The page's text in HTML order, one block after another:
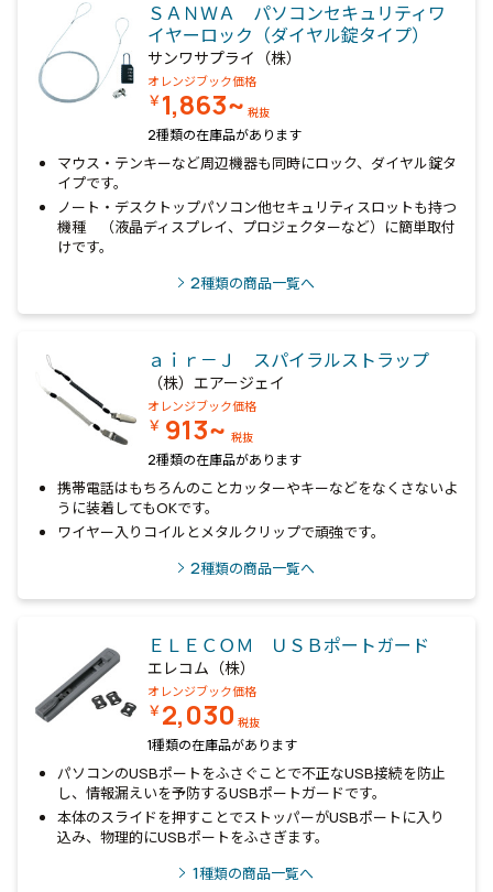
ＳＡＮＷＡ パソコンセキュリティワ
イヤーロック（ダイヤル錠タイプ）
サンワサプライ（株）
オレンジブック価格
￥1,863~ 税抜
2種類の在庫品があります
マウス・テンキーなど周辺機器も同時にロック、ダイヤル錠タ
イプです。
ノート・デスクトップパソコン他セキュリティスロットも持つ
機種 （液晶ディスプレイ、プロジェクターなど）に簡単取付
けです。
2種類の商品一覧へ
ａｉｒ－Ｊ スパイラルストラップ
（株）エアージェイ
オレンジブック価格
￥ 913~ 税抜
2種類の在庫品があります
携帯電話はもちろんのことカッターやキーなどをなくさないよ
うに装着してもOKです。
ワイヤー入りコイルとメタルクリップで頑強です。
2種類の商品一覧へ
ＥＬＥＣＯＭ ＵＳＢポートガード
エレコム（株）
オレンジブック価格
￥2,030 税抜
1種類の在庫品があります
パソコンのUSBポートをふさぐことで不正なUSB接続を防止
し、情報漏えいを予防するUSBポートガードです。
本体のスライドを押すことでストッパーがUSBポートに入り
込み、物理的にUSBポートをふさぎます。
1種類の商品一覧へ